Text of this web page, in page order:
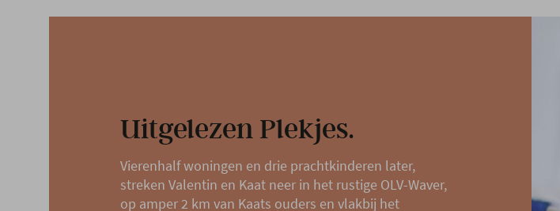
Uitgelezen Plekjes.
Vierenhalf woningen en drie prachtkinderen later,
streken Valentin en Kaat neer in het rustige OLV-Waver,
op amper 2 km van Kaats ouders en vlakbij het